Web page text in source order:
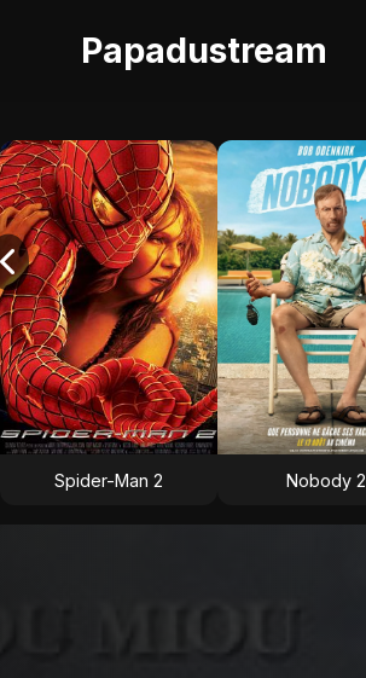
Papadustream
Spider-Man 2 Nobody 2